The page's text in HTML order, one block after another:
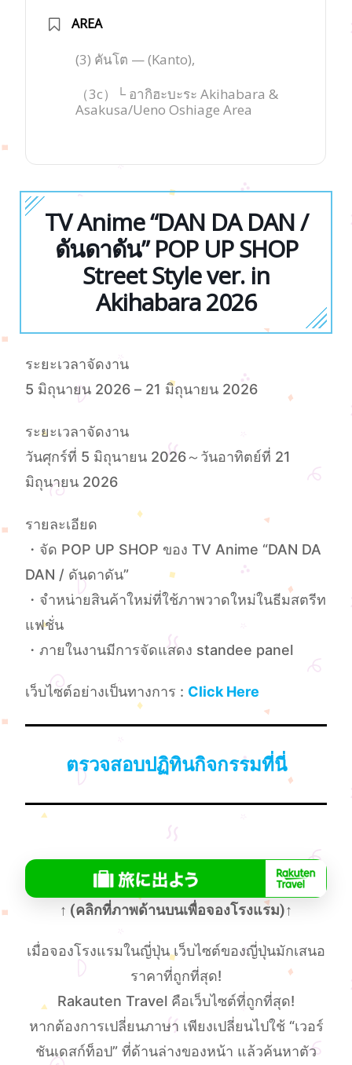
AREA
(3) คันโต — (Kanto),
（3c）└ อากิฮะบะระ Akihabara &
Asakusa/Ueno Oshiage Area
TV Anime “DAN DA DAN /
ดันดาดัน” POP UP SHOP
Street Style ver. in
Akihabara 2026
ระยะเวลาจัดงาน
5 มิถุนายน 2026 – 21 มิถุนายน 2026
ระยะเวลาจัดงาน
วันศุกร์ที่ 5 มิถุนายน 2026～วันอาทิตย์ที่ 21
มิถุนายน 2026
รายละเอียด
・จัด POP UP SHOP ของ TV Anime “DAN DA
DAN / ดันดาดัน”
・จำหน่ายสินค้าใหม่ที่ใช้ภาพวาดใหม่ในธีมสตรีท
แฟชั่น
・ภายในงานมีการจัดแสดง standee panel
เว็บไซต์อย่างเป็นทางการ : Click Here
ตรวจสอบปฏิทินกิจกรรมที่นี่
↑ (คลิกที่ภาพด้านบนเพื่อจองโรงแรม)↑
เมื่อจองโรงแรมในญี่ปุ่น เว็บไซต์ของญี่ปุ่นมักเสนอ
ราคาที่ถูกที่สุด!
Rakauten Travel คือเว็บไซต์ที่ถูกที่สุด!
หากต้องการเปลี่ยนภาษา เพียงเปลี่ยนไปใช้ “เวอร์
ชันเดสก์ท็อป” ที่ด้านล่างของหน้า แล้วค้นหาตัว